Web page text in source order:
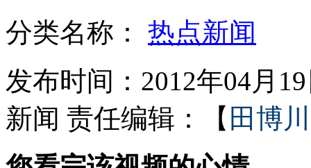
驻阿美军再曝辱尸丑闻引发谴责
男子酒驾遇交警 弃车跳河才藏山林
分类名称： 热点新闻
发布时间：2012年04月
新闻 责任编辑：【 田博川